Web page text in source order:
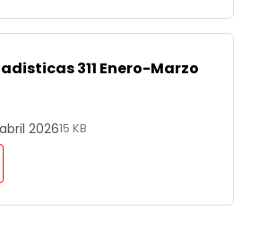
311 Enero-Marzo
202615 KB